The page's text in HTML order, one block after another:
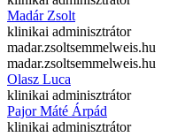
Madár Zsolt
klinikai adminisztrátor
madar.zsoltsemmelweis.hu
madar.zsoltsemmelweis.hu
Olasz Luca
klinikai adminisztrátor
Pajor Máté Árpád
klinikai adminisztrátor